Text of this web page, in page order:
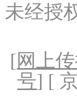
未经授
[网上
号] [